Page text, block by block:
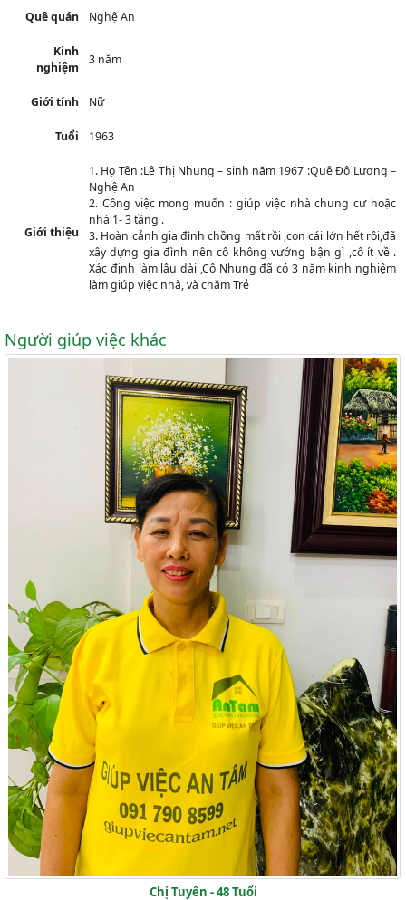
Quê quán Nghệ An
Kinh
nghiệm
3 năm
Giới tính Nữ
Tuổi 1963
Giới thiệu
1. Họ Tên :Lê Thị Nhung – sinh năm 1967 :Quê Đô Lương –
Nghệ An
2. Công việc mong muốn : giúp việc nhà chung cư hoặc
nhà 1- 3 tầng .
3. Hoàn cảnh gia đình chồng mất rồi ,con cái lớn hết rồi,đã
xây dựng gia đình nên cô không vướng bận gì ,cô ít về .
Xác định làm lâu dài ,Cô Nhung đã có 3 năm kinh nghiệm
làm giúp việc nhà, và chăm Trẻ
Người giúp việc khác
Chị Tuyến - 48 Tuổi